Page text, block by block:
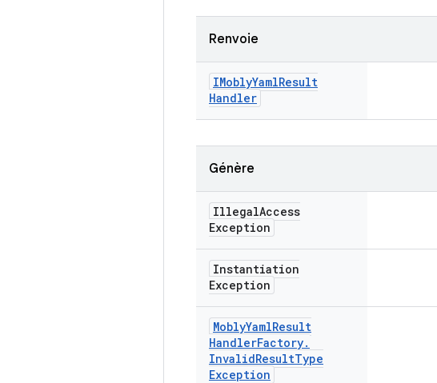
Renvoie
IMoblyYamlResult
Handler
Génère
IllegalAccess
Exception
Instantiation
Exception
MoblyYamlResult
HandlerFactory.
InvalidResultType
Exception